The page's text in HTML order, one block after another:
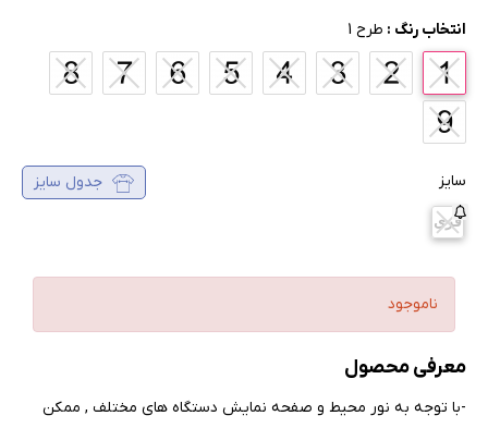
انتخاب رنگ : طرح 1
سایز جدول سایز
فری
ناموجود
معرفی محصول
-با توجه به نور محیط و صفحه نمایش دستگاه های مختلف , ممکن